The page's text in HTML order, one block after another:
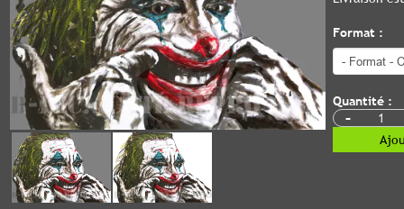
Format :
Quantité :
-